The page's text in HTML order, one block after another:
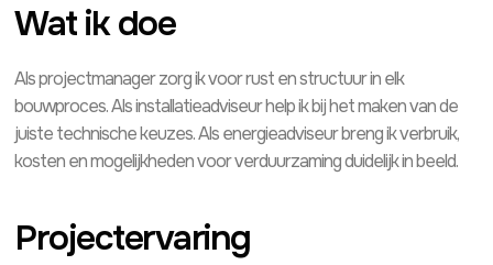
Wat ik doe
Als projectmanager zorg ik voor rust en structuur in elk
bouwproces. Als installatieadviseur help ik bij het maken van de
juiste technische keuzes. Als energieadviseur breng ik verbruik,
kosten en mogelijkheden voor verduurzaming duidelijk in beeld.
Projectervaring